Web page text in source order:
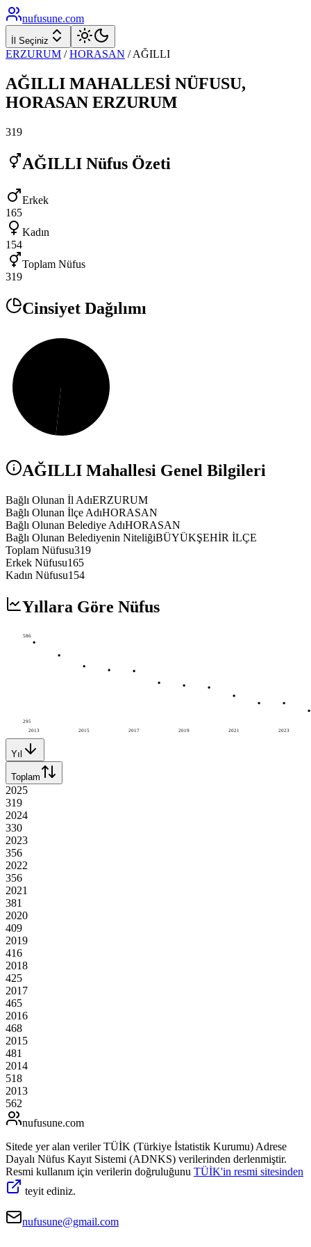
nufusune.com
İl Seçiniz
ERZURUM / HORASAN /AĞILLI
AĞILLI MAHALLESİ NÜFUSU,
HORASAN ERZURUM
319
AĞILLI Nüfus Özeti
Erkek
165
Kadın
154
Toplam Nüfus
319
Cinsiyet Dağılımı
AĞILLI Mahallesi Genel Bilgileri
Bağlı Olunan İl AdıERZURUM
Bağlı Olunan İlçe AdıHORASAN
Bağlı Olunan Belediye AdıHORASAN
Bağlı Olunan Belediyenin NiteliğiBÜYÜKŞEHİR İLÇE
Toplam Nüfusu319
Erkek Nüfusu165
Kadın Nüfusu154
Yıllara Göre Nüfus
2013 2015 2017 2019 2021 2023
586
295
Yıl
Toplam
2025
319
2024
330
2023
356
2022
356
2021
381
2020
409
2019
416
2018
425
2017
465
2016
468
2015
481
2014
518
2013
562
nufusune.com
Sitede yer alan veriler TÜİK (Türkiye İstatistik Kurumu) Adrese
Dayalı Nüfus Kayıt Sistemi (ADNKS) verilerinden derlenmiştir.
Resmi kullanım için verilerin doğruluğunu TÜİK'in resmi sitesinden
teyit ediniz.
nufusune@gmail.com